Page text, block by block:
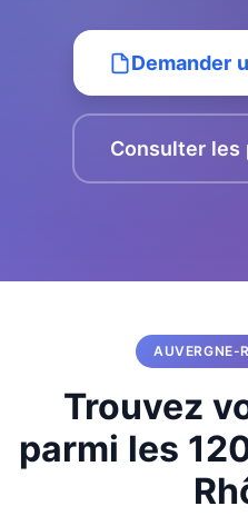
Demander
Consulter les
AUVERGNE-
Trouvez
parmi les